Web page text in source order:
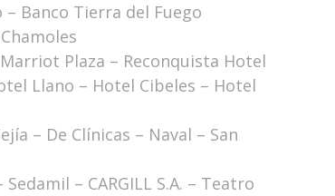
– Banco Tierra del Fuego
Plaza – Reconquista Hotel
Llano – Hotel Cibeles – Hotel
– De Clínicas – Naval – San
– CARGILL S.A. – Teatro